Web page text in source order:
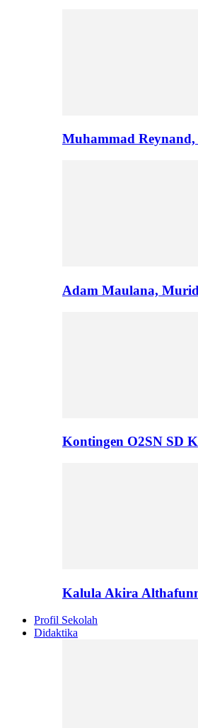
Muhammad
Adam Maulana,
Kontingen O2SN SD
Kalula Akira
Profil Sekolah
Didaktika